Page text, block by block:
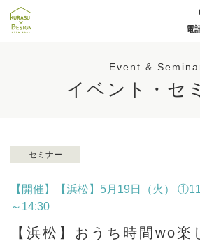
電
Event &
イベント・セ
セミナー
【開催】【浜松】5月19日（火）
～14:30
【浜松】おうち時間wo楽